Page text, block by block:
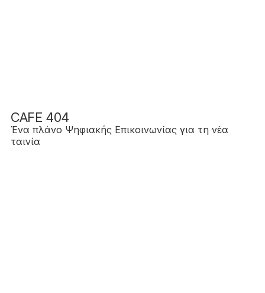
CAFE 404
Ένα πλάνο Ψηφιακής Επικοινωνίας για τη νέα
ταινία